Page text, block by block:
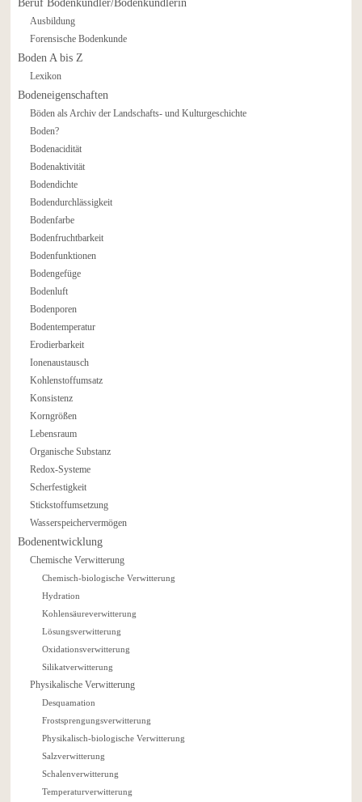
Beruf Bodenkundler/Bodenkundlerin
Ausbildung
Forensische Bodenkunde
Boden A bis Z
Lexikon
Bodeneigenschaften
Böden als Archiv der Landschafts- und Kulturgeschichte
Boden?
Bodenacidität
Bodenaktivität
Bodendichte
Bodendurchlässigkeit
Bodenfarbe
Bodenfruchtbarkeit
Bodenfunktionen
Bodengefüge
Bodenluft
Bodenporen
Bodentemperatur
Erodierbarkeit
Ionenaustausch
Kohlenstoffumsatz
Konsistenz
Korngrößen
Lebensraum
Organische Substanz
Redox-Systeme
Scherfestigkeit
Stickstoffumsetzung
Wasserspeichervermögen
Bodenentwicklung
Chemische Verwitterung
Chemisch-biologische Verwitterung
Hydration
Kohlensäureverwitterung
Lösungsverwitterung
Oxidationsverwitterung
Silikatverwitterung
Physikalische Verwitterung
Desquamation
Frostsprengungsverwitterung
Physikalisch-biologische Verwitterung
Salzverwitterung
Schalenverwitterung
Temperaturverwitterung